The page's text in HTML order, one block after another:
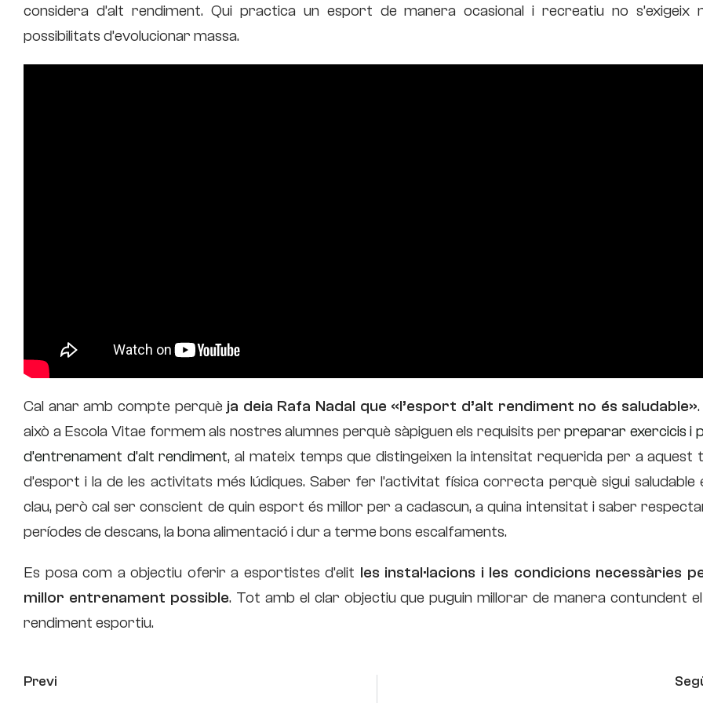
considera d’alt rendiment. Qui practica un esport de manera ocasional i recreatiu no s’exigeix
possibilitats d’evolucionar massa.
Cal anar amb compte perquè ja deia Rafa Nadal que «l’esport d’alt rendiment no és saludable»
això a Escola Vitae formem als nostres alumnes perquè sàpiguen els requisits perpreparar exercicis i
d’entrenament d’alt rendiment, al mateix temps que distingeixen la intensitat requerida per a aquest
d’esport i la de les activitats més lúdiques. Saber fer l’activitat física correcta perquè sigui saludable
clau, però cal ser conscient de quin esport és millor per a cadascun, a quina intensitat i saber
períodes de descans, la bona alimentació i dur a terme bons escalfaments.
Es posa com a objectiu oferir a esportistes d’elit les instal·lacions i les condicions necessàries
millor entrenament possible. Tot amb el clar objectiu que puguin millorar de manera contundent
rendiment esportiu.
Previ